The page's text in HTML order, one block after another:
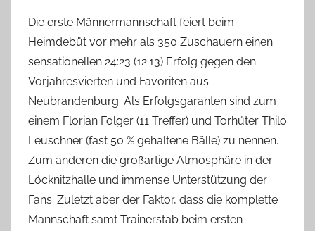
Die erste Männermannschaft feiert beim
Heimdebüt vor mehr als 350 Zuschauern einen
sensationellen 24:23 (12:13) Erfolg gegen den
Vorjahresvierten und Favoriten aus
Neubrandenburg. Als Erfolgsgaranten sind zum
einem Florian Folger (11 Treffer) und Torhüter Thilo
Leuschner (fast 50 % gehaltene Bälle) zu nennen.
Zum anderen die großartige Atmosphäre in der
Löcknitzhalle und immense Unterstützung der
Fans. Zuletzt aber der Faktor, dass die komplette
Mannschaft samt Trainerstab beim ersten